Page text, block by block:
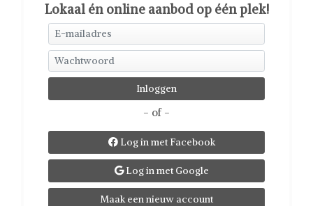
Lokaal én online aanbod op één plek!
- of -
Log in met Facebook
Log in met Google
Maak een nieuw account